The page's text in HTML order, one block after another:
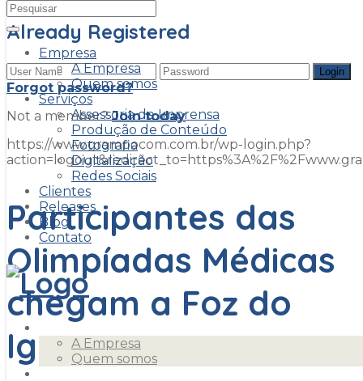
Empresa
A Empresa
Quem somos
Serviços
Assessoria de Imprensa
Produção de Conteúdo
Fotografia
Digitalização
Redes Sociais
Clientes
Releases
Blog
Contato
A Empresa
Quem somos
Already Registered
Forgot password?
Not a member?Join today
https://www.grampocom.com.br/wp-login.php?
Participantes das
Olimpíadas Médicas
chegam a Foz do
Iguaçu